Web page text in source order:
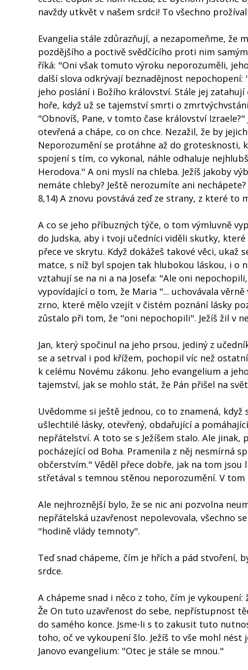
navždy utkvět v našem srdci! To všechno
Evangelia stále zdůrazňují, a nezapomeňme, že
pozdějšího a poctivě svědčícího proti nim
říká: "Oni však tomuto výroku neporozuměli,
další slova odkrývají beznadějnost
jeho poslání i Božího království. Stále jej
hoře, když už se tajemství smrti o
"Obnovíš, Pane, v tomto čase království
otevřená a chápe, co on chce. Nezažil, že by
Neporozumění se protáhne až do grotesknosti,
spojení s tím, co vykonal, náhle odhaluje
Herodova." A oni myslí na chleba. Ježíš jakoby
nemáte chleby? Ještě nerozumíte ani
8,14) A znovu povstává zeď ze strany, z které
A co se jeho příbuzných týče, o tom výmluvně
do Judska, aby i tvoji učedníci viděli skutky,
přece ve skrytu. Když dokážeš takové věci,
matce, s níž byl spojen tak hlubokou láskou, i o
vztahují se na ni a na Josefa: "Ale oni
vypovídající o tom, že Maria "... uchovávala
zrno, které mělo vzejít v čistém poznání lásky
zůstalo při tom, že "oni nepochopili". Ježíš žil v
Jan, který spočinul na jeho prsou, jediný z
se a setrval i pod křížem, pochopil víc než
k celému Novému zákonu. Jeho evangelium a
tajemství, jak se mohlo stát, že Pán přišel na
Uvědomme si ještě jednou, co to znamená,
ušlechtilé lásky, otevřený, obdařující a
nepřátelství. A toto se s Ježíšem stalo. Ale
pocházející od Boha. Pramenila z něj nesmírná
občerstvím." Věděl přece dobře, jak na tom jsou
střetával s temnou stěnou neporozumění. V
Ale nejhroznější bylo, že se nic ani pozvolna
nepřátelská uzavřenost nepolevovala, všechno
"hodině vlády temnoty".
Teď snad chápeme, čím je hřích a pád stvoření,
srdce.
A chápeme snad i něco z toho, čím je
Že On tuto uzavřenost do sebe, nepřístupnost
do samého konce. Jsme-li s to zakusit tuto
toho, oč ve vykoupení šlo. Ježíš to vše mohl
Janovo evangelium: "Otec je stále se mnou."